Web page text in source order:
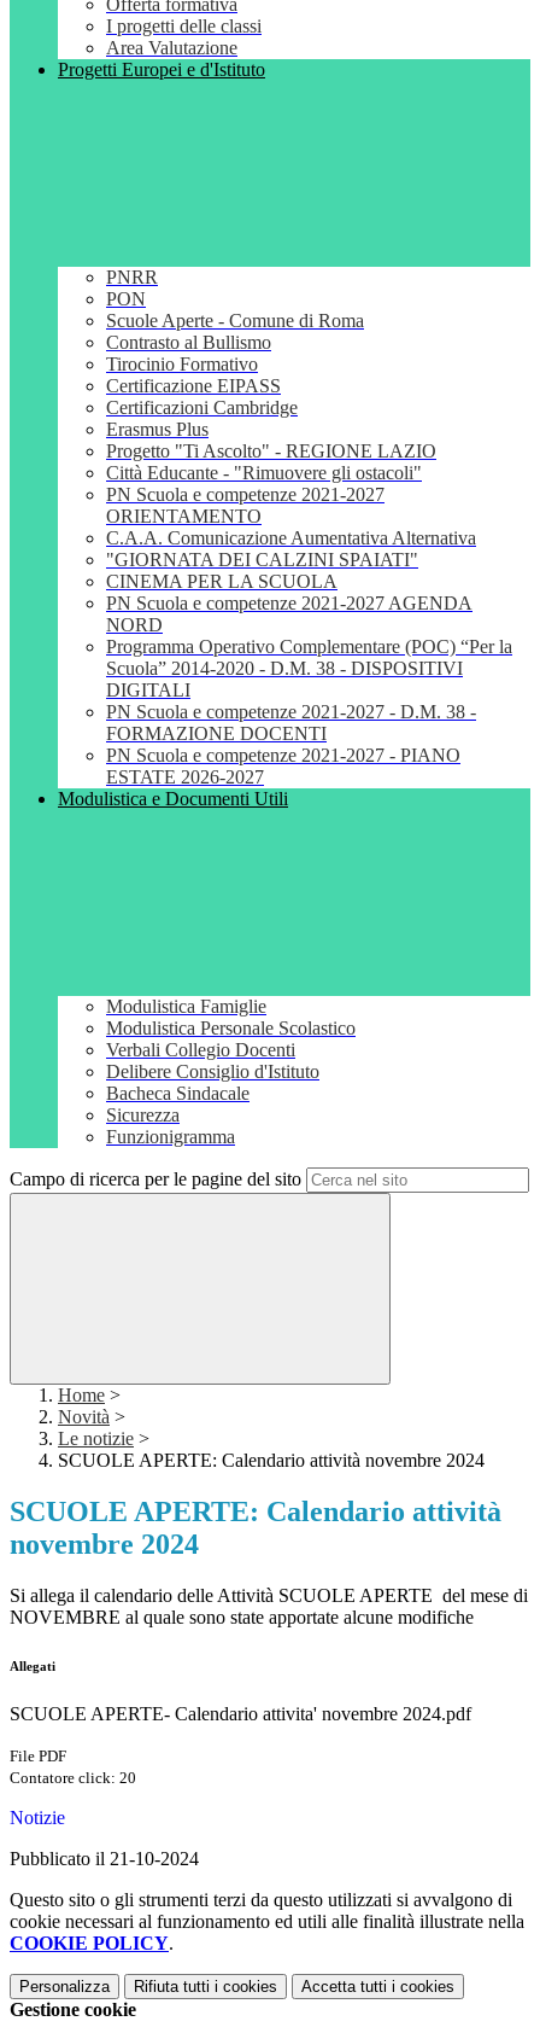
Offerta formativa
I progetti delle classi
Area Valutazione
Progetti Europei e d'Istituto
PNRR
PON
Scuole Aperte - Comune di Roma
Contrasto al Bullismo
Tirocinio Formativo
Certificazione EIPASS
Certificazioni Cambridge
Erasmus Plus
Progetto "Ti Ascolto" - REGIONE LAZIO
Città Educante - "Rimuovere gli ostacoli"
PN Scuola e competenze 2021-2027
ORIENTAMENTO
C.A.A. Comunicazione Aumentativa Alternativa
"GIORNATA DEI CALZINI SPAIATI"
CINEMA PER LA SCUOLA
PN Scuola e competenze 2021-2027 AGENDA
NORD
Programma Operativo Complementare (POC) “Per la
Scuola” 2014-2020 - D.M. 38 - DISPOSITIVI
DIGITALI
PN Scuola e competenze 2021-2027 - D.M. 38 -
FORMAZIONE DOCENTI
PN Scuola e competenze 2021-2027 - PIANO
ESTATE 2026-2027
Modulistica e Documenti Utili
Modulistica Famiglie
Modulistica Personale Scolastico
Verbali Collegio Docenti
Delibere Consiglio d'Istituto
Bacheca Sindacale
Sicurezza
Funzionigramma
Campo di ricerca per le pagine del sito
Home >
Novità >
Le notizie >
SCUOLE APERTE: Calendario attività novembre 2024
SCUOLE APERTE: Calendario attività
novembre 2024
Si allega il calendario delle Attività SCUOLE APERTE del mese di
NOVEMBRE al quale sono state apportate alcune modifiche
Allegati
SCUOLE APERTE- Calendario attivita' novembre 2024.pdf
File PDF
Contatore click: 20
Notizie
Pubblicato il 21-10-2024
Questo sito o gli strumenti terzi da questo utilizzati si avvalgono di
cookie necessari al funzionamento ed utili alle finalità illustrate nella
COOKIE POLICY.
Personalizza Rifiuta tutti i cookies Accetta tutti i cookies
Gestione cookie